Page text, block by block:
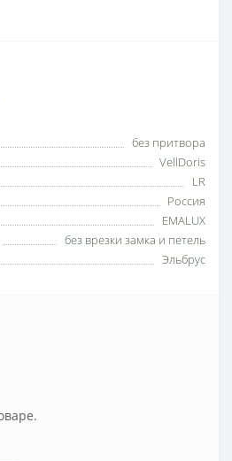
без притвора
VellDoris
LR
Россия
EMALUX
без врезки замка и петель
Эльбрус